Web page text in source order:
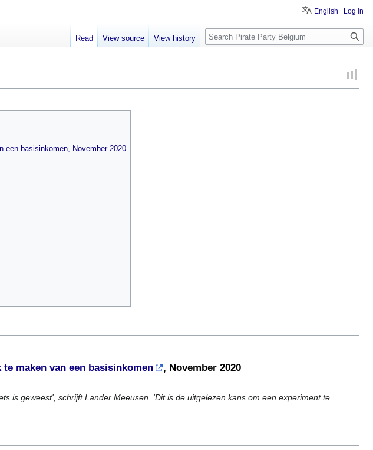
een basisinkomen, November 2020
maken van een basisinkomen , November 2020
is geweest', schrijft Lander Meeusen. 'Dit is de uitgelezen kans om een experiment te
English Log in
Read View source View history Search